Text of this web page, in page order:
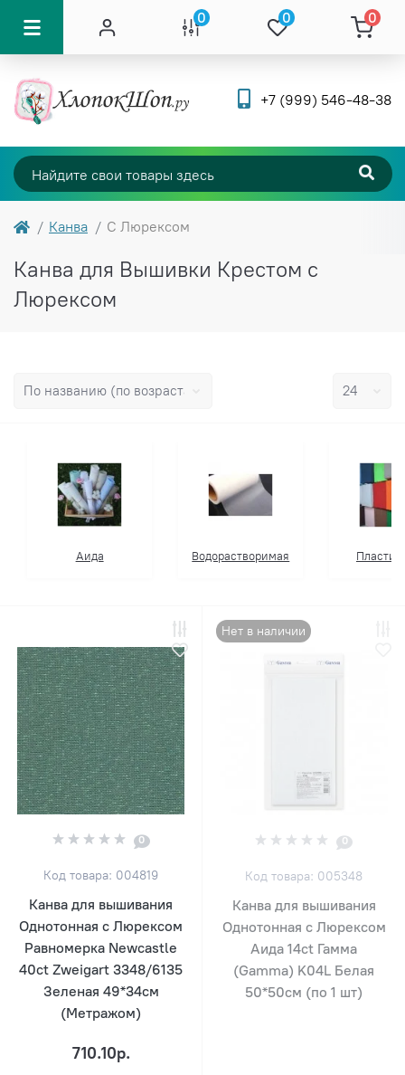
0 0 0
+7 (999) 546-48-38
Канва С Люрексом
Канва для Вышивки Крестом с
Люрексом
Аида Водорастворимая
0
Код товара: 004819
Канва для вышивания
Однотонная с Люрексом
Равномерка Newcastle
40ct Zweigart 3348/6135
Зеленая 49*34см
(Метражом)
710.10р.
Нет в наличии
0
Код товара: 005348
Канва для вышивания
Однотонная с Люрексом
Аида 14ct Гамма
(Gamma) K04L Белая
50*50см (по 1 шт)